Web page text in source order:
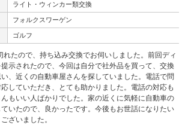
ライト・ウィンカー類交換
フォルクスワーゲン
ゴルフ
れたので、持ち込み交換でお伺いしました。前回ディ
示されたので、今回は自分で社外品を買って、交換
、近くの自動車屋さんを探していました。電話で問
していただき、とても助かりました。電話の対応も
もいい人ばかりでした。家の近くに気軽に自動車の
いたので、良かったです。今後もお世話になりたい
ざいました。